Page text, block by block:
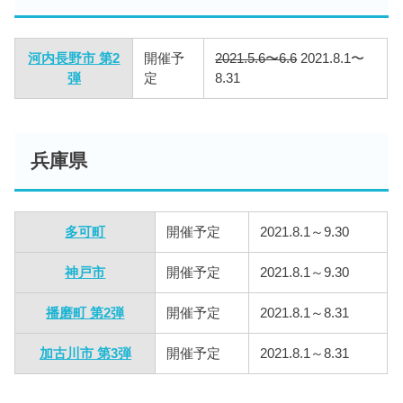
河内長野市 第2
弾
開催予
定
2021.5.6〜6.62021.8.1〜
8.31
兵庫県
多可町 開催予定 2021.8.1～9.30
神戸市 開催予定 2021.8.1～9.30
播磨町 第2弾 開催予定 2021.8.1～8.31
加古川市 第3弾 開催予定 2021.8.1～8.31